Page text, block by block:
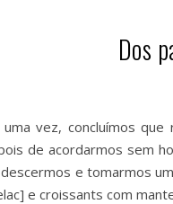
Dos
uma vez, concluímos
de acordarmos sem
e tomarmos
e croissants com